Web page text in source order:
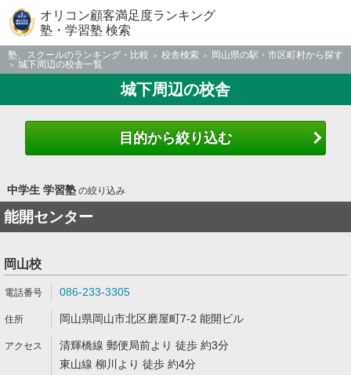
オリコン顧客満足度ランキング
塾・学習塾 検索
塾、スクールのランキング・比較 校舎検索
岡山県の駅・市区町村から探す
城下周辺の校舎一覧
城下周辺の校舎
目的から絞り込む
中学生 学習塾の絞り込み
能開センター
岡山校
086-233-3305
岡山県岡山市北区磨屋町7-2 能開ビル
清輝橋線 郵便局前より 徒歩 約3分
東山線 柳川より 徒歩 約4分